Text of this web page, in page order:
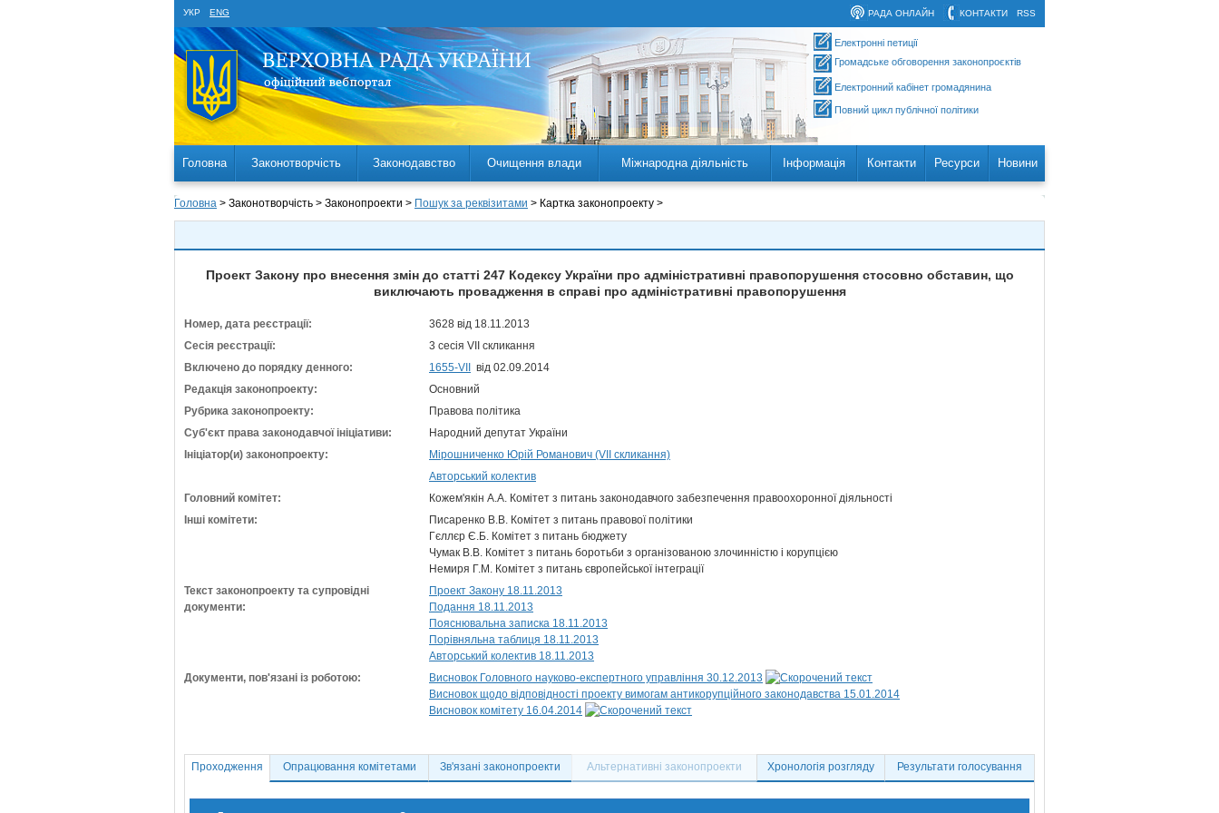
УКР ENG RSS
КОНТАКТИ
РАДА ОНЛАЙН
Електронні петиції
Громадське обговорення законопроєктів
Електронний кабінет громадянина
Повний цикл публічної політики
Головна Законотворчість Законодавство Очищення влади Міжнародна діяльність Інформація Контакти Ресурси Новини
Головна > Законотворчість > Законопроекти > Пошук за реквізитами > Картка законопроекту >
Проект Закону про внесення змін до статті 247 Кодексу України про адміністративні правопорушення стосовно обставин, що
виключають провадження в справі про адміністративні правопорушення
Номер, дата реєстрації:
3628 від 18.11.2013
Сесія реєстрації:
3 сесія VII скликання
Включено до порядку денного:
1655-VII
від 02.09.2014
Редакція законопроекту:
Основний
Рубрика законопроекту:
Правова політика
Суб'єкт права законодавчої ініціативи:
Народний депутат України
Ініціатор(и) законопроекту:
Мірошниченко Юрій Романович (VII скликання)
Авторський колектив
Головний комітет:
Кожем'якін А.А. Комітет з питань законодавчого забезпечення правоохоронної діяльності
Інші комітети:
Писаренко В.В. Комітет з питань правової політики
Гєллєр Є.Б. Комітет з питань бюджету
Чумак В.В. Комітет з питань боротьби з організованою злочинністю і корупцією
Немиря Г.М. Комітет з питань європейської інтеграції
Текст законопроекту та супровідні
документи:
Проект Закону 18.11.2013
Подання 18.11.2013
Пояснювальна записка 18.11.2013
Порівняльна таблиця 18.11.2013
Авторський колектив 18.11.2013
Документи, пов'язані із роботою:
Висновок Головного науково-експертного управління 30.12.2013
Висновок щодо відповідності проекту вимогам антикорупційного законодавства 15.01.2014
Висновок комітету 16.04.2014
Проходження Опрацювання комітетами Зв'язані законопроекти Альтернативні законопроекти Хронологія розгляду Результати голосування